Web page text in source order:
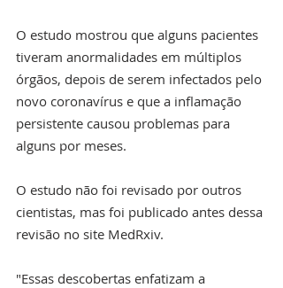
O estudo mostrou que alguns pacientes
tiveram anormalidades em múltiplos
órgãos, depois de serem infectados pelo
novo coronavírus e que a inflamação
persistente causou problemas para
alguns por meses.
O estudo não foi revisado por outros
cientistas, mas foi publicado antes dessa
revisão no site MedRxiv.
"Essas descobertas enfatizam a